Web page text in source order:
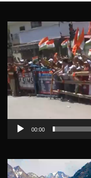
Video
Player
00:00
Video